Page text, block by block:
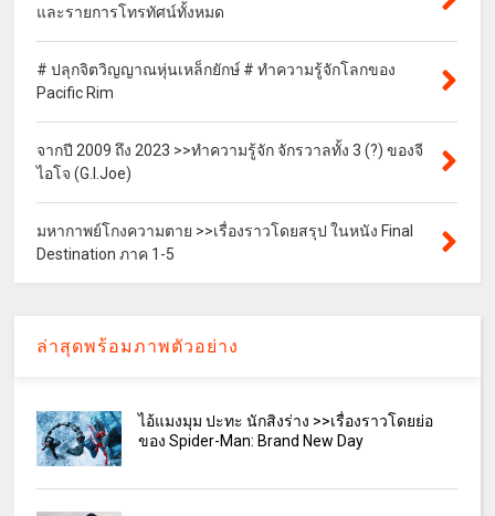
และรายการโทรทัศน์ทั้งหมด
# ปลุกจิตวิญญาณหุ่นเหล็กยักษ์ # ทำความรู้จักโลกของ
Pacific Rim
จากปี 2009 ถึง 2023 >>ทำความรู้จัก จักรวาลทั้ง 3 (?) ของจี
ไอโจ (G.I.Joe)
มหากาพย์โกงความตาย >>เรื่องราวโดยสรุป ในหนัง Final
Destination ภาค 1-5
ล่าสุดพร้อมภาพตัวอย่าง
ไอ้แมงมุม ปะทะ นักสิงร่าง >>เรื่องราวโดยย่อ
ของ Spider-Man: Brand New Day